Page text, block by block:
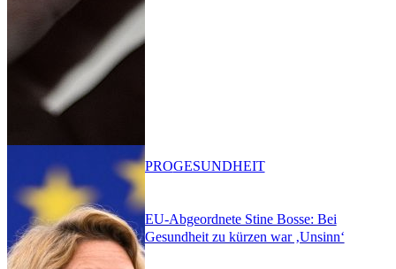
EU-Abgeordnete Stine Bosse: Bei
Gesundheit zu kürzen war ‚Unsinn‘
PROGESUNDHEIT